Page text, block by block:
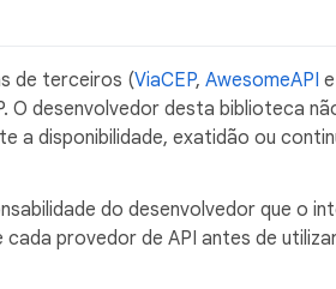
de terceiros (ViaCEP, AwesomeAPI e
O desenvolvedor desta biblioteca
a disponibilidade, exatidão ou
do desenvolvedor que o
cada provedor de API antes de